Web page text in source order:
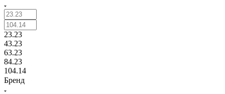
23.23
43.23
63.23
84.23
104.14
Бренд